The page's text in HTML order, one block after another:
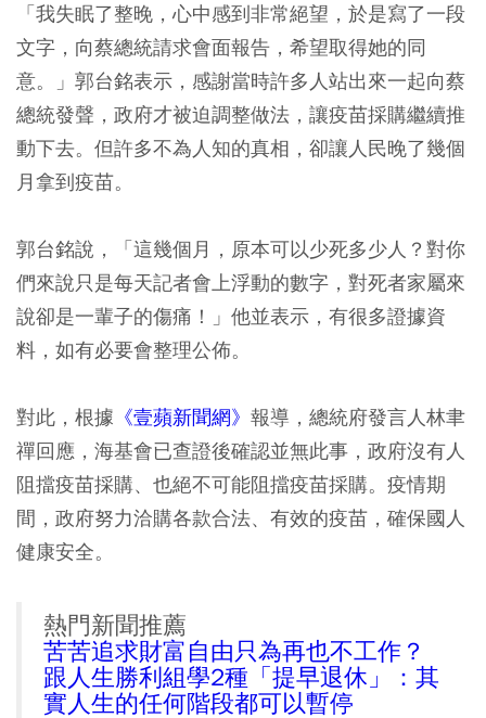
「我失眠了整晚，心中感到非常絕望，於是寫了一段
文字，向蔡總統請求會面報告，希望取得她的同
意。」郭台銘表示，感謝當時許多人站出來一起向蔡
總統發聲，政府才被迫調整做法，讓疫苗採購繼續推
動下去。但許多不為人知的真相，卻讓人民晚了幾個
月拿到疫苗。
郭台銘說，「這幾個月，原本可以少死多少人？對你
們來說只是每天記者會上浮動的數字，對死者家屬來
說卻是一輩子的傷痛！」他並表示，有很多證據資
料，如有必要會整理公佈。
對此，根據 《壹蘋新聞網》 報導，總統府發言人林聿
禪回應，海基會已查證後確認並無此事，政府沒有人
阻擋疫苗採購、也絕不可能阻擋疫苗採購。疫情期
間，政府努力洽購各款合法、有效的疫苗，確保國人
健康安全。
熱門新聞推薦
苦苦追求財富自由只為再也不工作？
跟人生勝利組學2種「提早退休」：其
實人生的任何階段都可以暫停